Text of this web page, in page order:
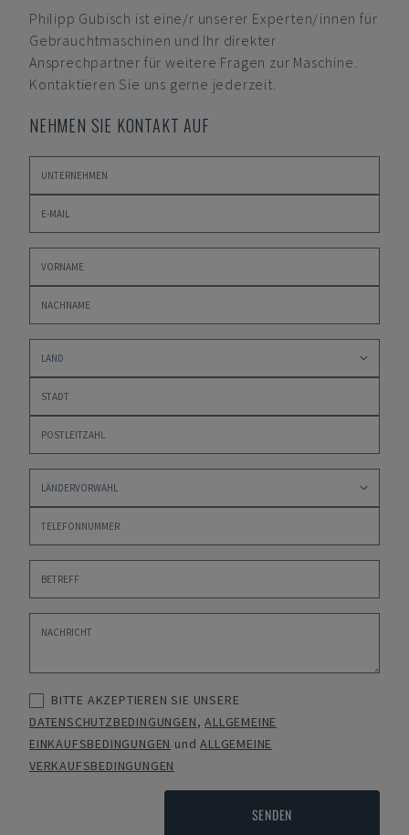
Philipp Gubisch ist eine/r unserer Experten/innen für
Gebrauchtmaschinen und Ihr direkter
Ansprechpartner für weitere Fragen zur Maschine.
Kontaktieren Sie uns gerne jederzeit.
NEHMEN SIE KONTAKT AUF
BITTE AKZEPTIEREN SIE UNSERE
DATENSCHUTZBEDINGUNGEN,ALLGEMEINE
EINKAUFSBEDINGUNGEN undALLGEMEINE
VERKAUFSBEDINGUNGEN
SENDEN